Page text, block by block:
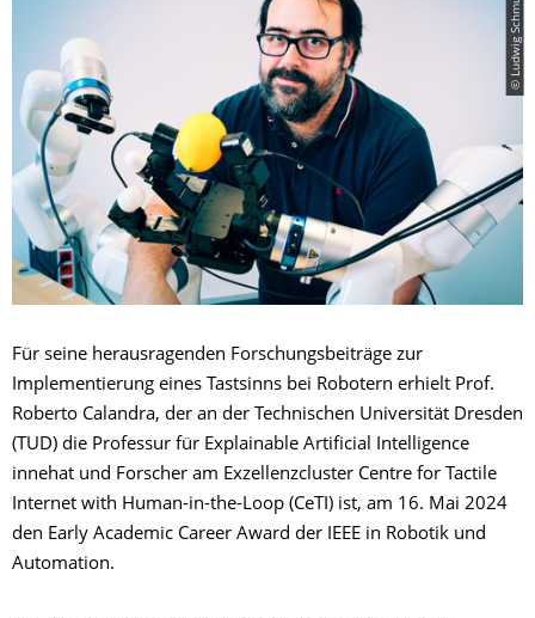
© Ludwig Schmutzler
Für seine herausragenden Forschungsbeiträge zur
Implementierung eines Tastsinns bei Robotern erhielt Prof.
Roberto Calandra, der an der Technischen Universität Dresden
(TUD) die Professur für Explainable Artificial Intelligence
innehat und Forscher am Exzellenzcluster Centre for Tactile
Internet with Human-in-the-Loop (CeTI) ist, am 16. Mai 2024
den Early Academic Career Award der IEEE in Robotik und
Automation.